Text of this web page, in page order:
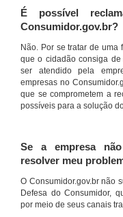
É possível
Consumidor.gov.br?
Não. Por se tratar de uma
que o cidadão consiga
ser atendido pela
empresas no
que se comprometem a
possíveis para a solução
Se a empresa
resolver meu
O Consumidor.gov.br não
Defesa do Consumidor,
por meio de seus canais